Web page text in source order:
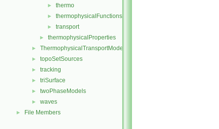
► thermo
► thermophysicalFunctions
► transport
► thermophysicalProperties
► ThermophysicalTransportModels
► topoSetSources
► tracking
► triSurface
► twoPhaseModels
► waves
► File Members